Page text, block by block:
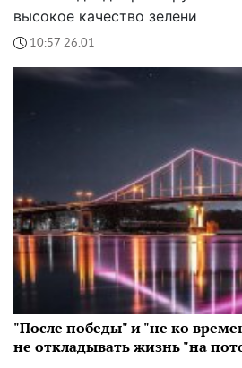
высокое качество зелени
10:57 26.01
"После победы" и "не ко
не откладывать жизнь "на